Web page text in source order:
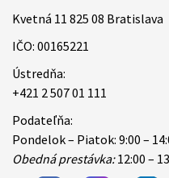
Kvetná 11 825 08 Bratislava
IČO: 00165221
Ústredňa:
+421 2 507 01 111
Podateľňa:
Pondelok – Piatok: 9:00 –
Obedná prestávka:12:00 –